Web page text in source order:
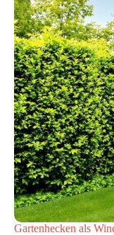
Gartenhecken als